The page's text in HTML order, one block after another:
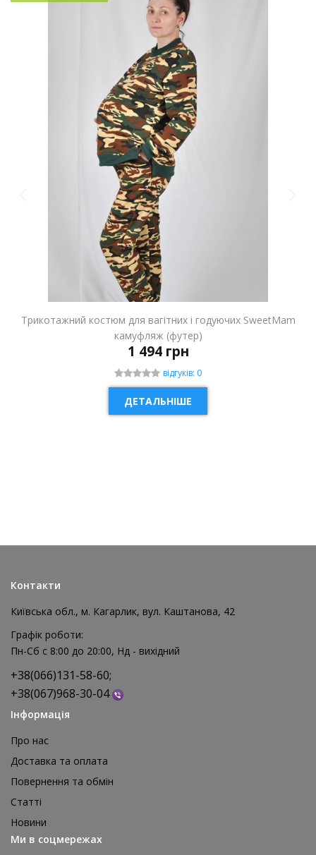
Трикотажний костюм для вагітних і годуючих SweetMam
камуфляж (футер)
1 494 грн
відгуків: 0
ДЕТАЛЬНІШЕ
Реквізит для аніматора Мішки для стрибків, 4 шт
Контакти
Київська обл., м. Кагарлик, вул. Каштанова, 42
Графік роботи:
Пн-Сб с 8:00 до 20:00, Нд - вихідний
+38(066)131-58-60;
+38(067)968-30-04
Інформація
Про нас
Доставка та оплата
Повернення та обмін
Статті
Новини
Ми в соцмережах